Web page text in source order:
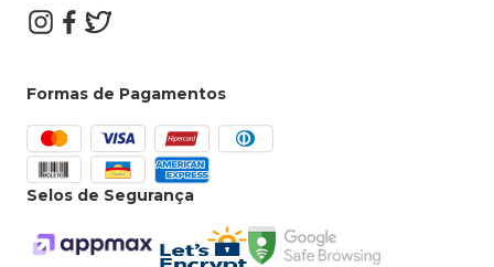
Formas de Pagamentos
Selos de Segurança